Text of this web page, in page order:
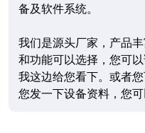
备及软件系统。
我们是源头厂家，产品
和功能可以选择，您可
我这边给您看下。或者
您发一下设备资料，您可